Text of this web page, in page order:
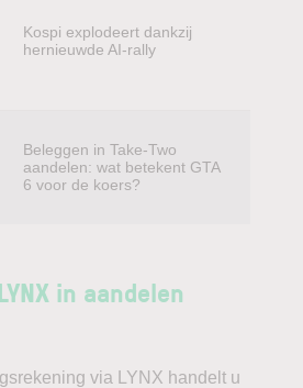
Kospi explodeert dankzij
hernieuwde AI-rally
Beleggen in Take-Two
aandelen: wat betekent GTA
6 voor de koers?
in aandelen
via LYNX handelt u